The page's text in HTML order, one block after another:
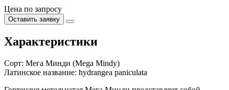
Цена по запросу
Оставить заявку
Характеристики
Сорт: Мега Минди (Mega Mindy)
Латинское название: hydrangea paniculata